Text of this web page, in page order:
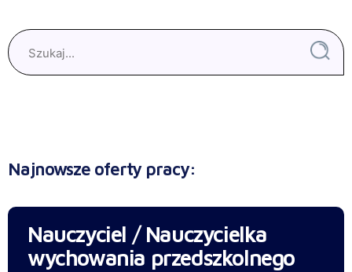
Najnowsze oferty pracy:
Nauczyciel / Nauczycielka
wychowania przedszkolnego